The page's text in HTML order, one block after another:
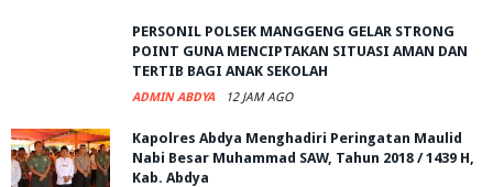
PERSONIL POLSEK MANGGENG GELAR STRONG
POINT GUNA MENCIPTAKAN SITUASI AMAN DAN
TERTIB BAGI ANAK SEKOLAH
ADMIN ABDYA 12 JAM AGO
Kapolres Abdya Menghadiri Peringatan Maulid
Nabi Besar Muhammad SAW, Tahun 2018 / 1439 H,
Kab. Abdya